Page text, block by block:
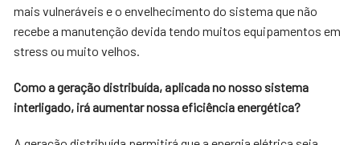
mais vulneráveis e o envelhecimento do sistema que não
recebe a manutenção devida tendo muitos equipamentos em
stress ou muito velhos.
Como a geração distribuída, aplicada no nosso sistema
interligado, irá aumentar nossa eficiência energética?